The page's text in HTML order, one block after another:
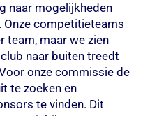
naar mogelijkheden
competitieteams
team, maar we zien
naar buiten treedt
onze commissie de
te zoeken en
te vinden. Dit